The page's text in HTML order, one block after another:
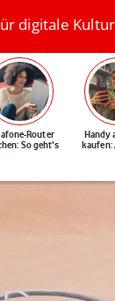
digitale Kultur
Router
So geht's
Handy
kaufen: